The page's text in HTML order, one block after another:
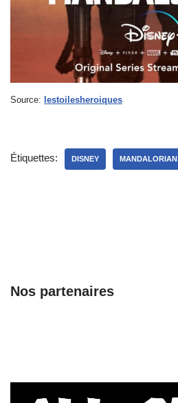
Source: lestoilesheroiques
Étiquettes: DISNEY MANDALORIAN
Nos partenaires